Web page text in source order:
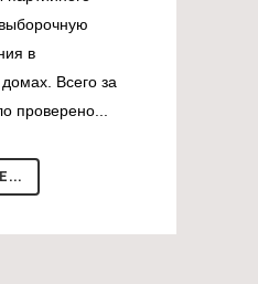
в
Всего за
проверено...